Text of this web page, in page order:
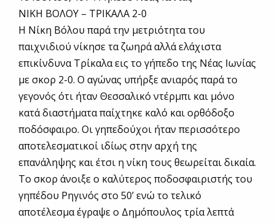
ΝΙΚΗ ΒΟΛΟΥ – ΤΡΙΚΑΛΑ 2-0
Η Νίκη Βόλου παρά την μετριότητα του
παιχνιδιού νίκησε τα ζωηρά αλλά ελάχιστα
επικίνδυνα Τρίκαλα εις το γήπεδο της Νέας Ιωνίας
με σκορ 2-0. Ο αγώνας υπήρξε ανιαρός παρά το
γεγονός ότι ήταν Θεσσαλικό ντέρμπι και μόνο
κατά διαστήματα παίχτηκε καλό και ορθόδοξο
ποδόσφαιρο. Οι γηπεδούχοι ήταν περισσότερο
αποτελεσματικοί ιδίως στην αρχή της
επανάληψης και έτσι η νίκη τους θεωρείται δικαία.
Το σκορ άνοιξε ο καλύτερος ποδοσφαιριστής του
γηπέδου Ρηγινός στο 50’ ενώ το τελικό
αποτέλεσμα έγραψε ο Δημόπουλος τρία λεπτά